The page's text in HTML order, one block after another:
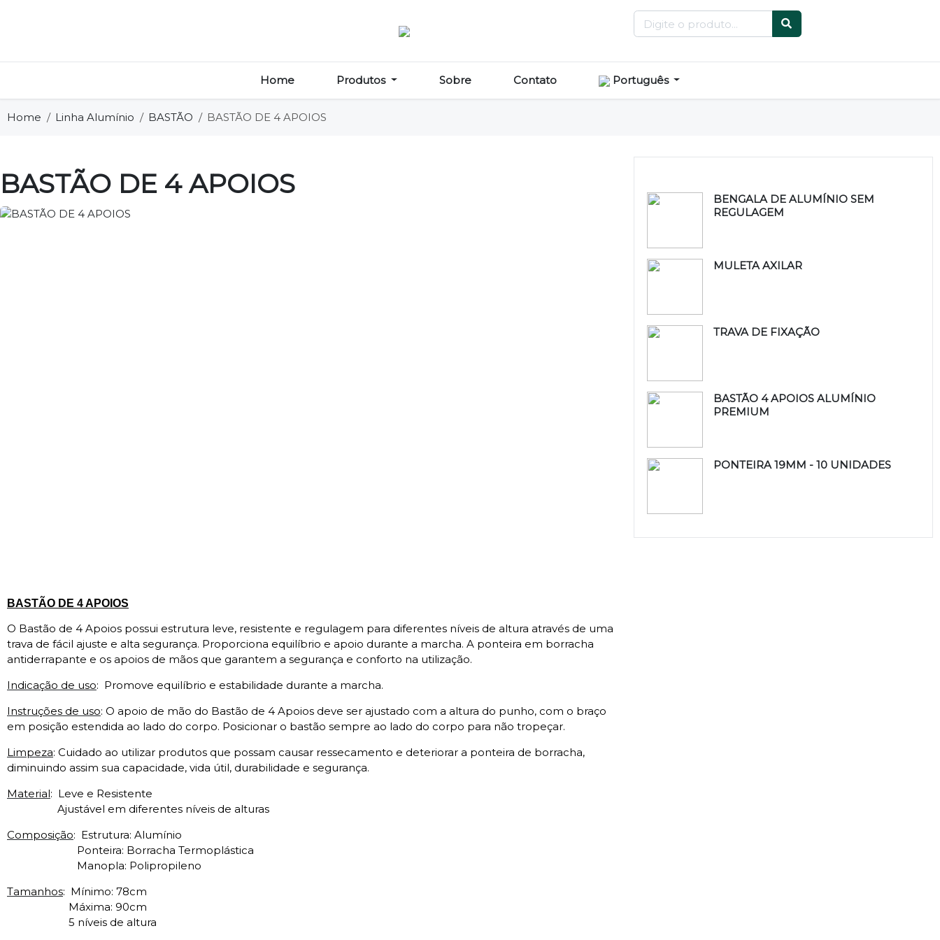
Home Produtos Sobre Contato Português
Home Linha Alumínio BASTÃO BASTÃO DE 4 APOIOS
BASTÃO DE 4 APOIOS
BASTÃO DE 4 APOIOS
O Bastão de 4 Apoios possui estrutura leve, resistente e regulagem para diferentes níveis de altura através de uma
trava de fácil ajuste e alta segurança. Proporciona equilíbrio e apoio durante a marcha. A ponteira em borracha
antiderrapante e os apoios de mãos que garantem a segurança e conforto na utilização.
Indicação de uso: Promove equilíbrio e estabilidade durante a marcha.
Instruções de uso: O apoio de mão do Bastão de 4 Apoios deve ser ajustado com a altura do punho, com o braço
em posição estendida ao lado do corpo. Posicionar o bastão sempre ao lado do corpo para não tropeçar.
Limpeza: Cuidado ao utilizar produtos que possam causar ressecamento e deteriorar a ponteira de borracha,
diminuindo assim sua capacidade, vida útil, durabilidade e segurança.
Material: Leve e Resistente
Ajustável em diferentes níveis de alturas
Composição: Estrutura: Alumínio
Ponteira: Borracha Termoplástica
Manopla: Polipropileno
Tamanhos: Mínimo: 78cm
Máxima: 90cm
5 níveis de altura
BENGALA DE ALUMÍNIO SEM
REGULAGEM
MULETA AXILAR
TRAVA DE FIXAÇÃO
BASTÃO 4 APOIOS ALUMÍNIO
PREMIUM
PONTEIRA 19MM - 10 UNIDADES